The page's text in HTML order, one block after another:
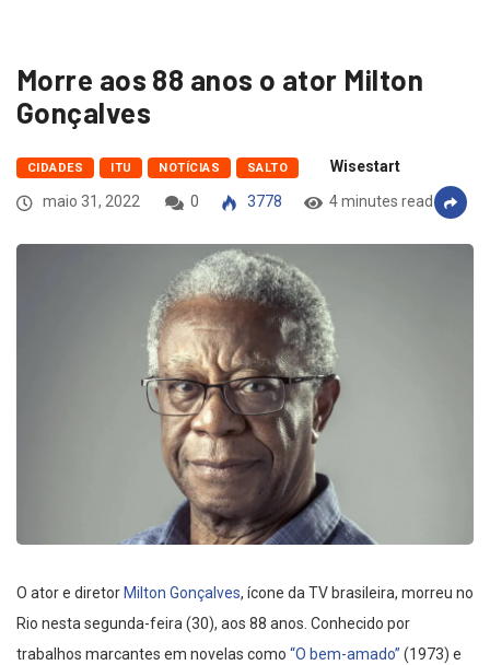
Morre aos 88 anos o ator Milton
Gonçalves
CIDADES ITU NOTÍCIAS SALTO
Wisestart
maio 31, 2022
0 3778 4 minutes read
O ator e diretor Milton Gonçalves, ícone da TV brasileira, morreu no
Rio nesta segunda-feira (30), aos 88 anos. Conhecido por
trabalhos marcantes em novelas como “O bem-amado” (1973) e